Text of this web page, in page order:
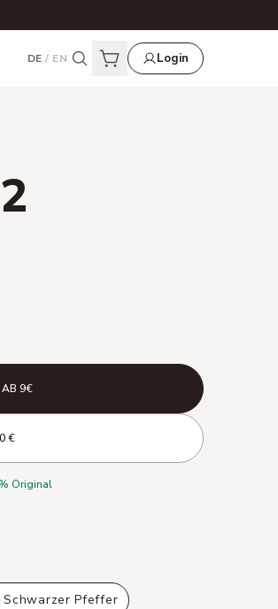
DE / EN Login
AB 9€
€
Original
Schwarzer Pfeffer